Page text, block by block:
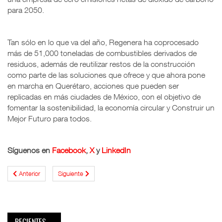
para 2050.
Tan sólo en lo que va del año, Regenera ha coprocesado
más de 51,000 toneladas de combustibles derivados de
residuos, además de reutilizar restos de la construcción
como parte de las soluciones que ofrece y que ahora pone
en marcha en Querétaro, acciones que pueden ser
replicadas en más ciudades de México, con el objetivo de
fomentar la sostenibilidad, la economía circular y Construir un
Mejor Futuro para todos.
Síguenos en Facebook, Xy LinkedIn
Anterior Siguiente